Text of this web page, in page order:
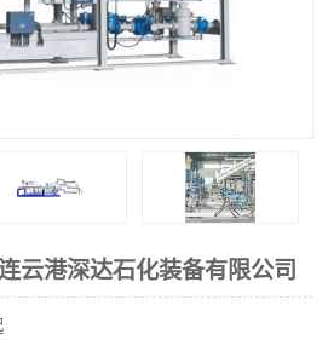
云港深达石化装备有限公司